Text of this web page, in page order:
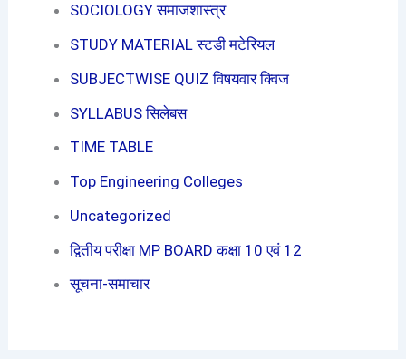
SOCIOLOGY समाजशास्त्र
STUDY MATERIAL स्टडी मटेरियल
SUBJECTWISE QUIZ विषयवार क्विज
SYLLABUS सिलेबस
TIME TABLE
Top Engineering Colleges
Uncategorized
द्वितीय परीक्षा MP BOARD कक्षा 10 एवं 12
सूचना-समाचार